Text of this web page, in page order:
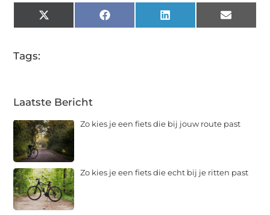
X
(Twitter)
Facebook LinkedIn Email
Tags:
Laatste Bericht
Zo kies je een fiets die bij jouw route past
Zo kies je een fiets die echt bij je ritten past